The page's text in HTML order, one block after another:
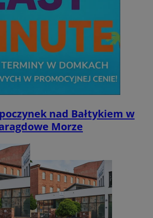
nad Bałtykiem w
Morze